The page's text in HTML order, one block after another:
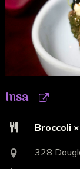
Insa
Broccoli
328